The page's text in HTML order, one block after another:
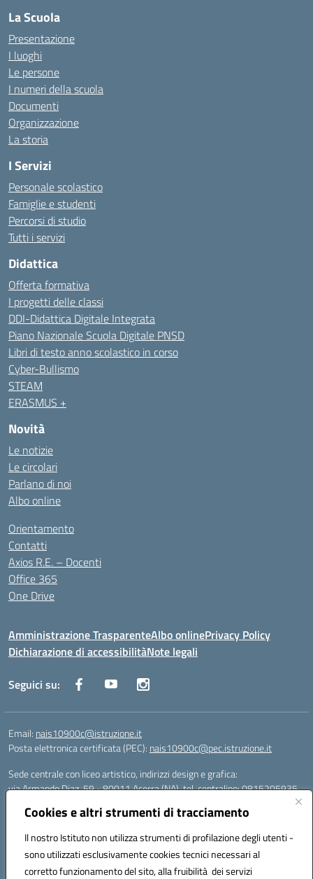
Cookies e altri strumenti di tracciamento
Il nostro Istituto non utilizza strumenti di profilazione degli utenti -
sono utilizzati esclusivamente cookies tecnici necessari al
corretto funzionamento del sito, alla fruibilità dei servizi
La Scuola
Presentazione
I luoghi
Le persone
I numeri della scuola
Documenti
Organizzazione
La storia
I Servizi
Personale scolastico
Famiglie e studenti
Percorsi di studio
Tutti i servizi
Didattica
Offerta formativa
I progetti delle classi
DDI-Didattica Digitale Integrata
Piano Nazionale Scuola Digitale PNSD
Libri di testo anno scolastico in corso
Cyber-Bullismo
STEAM
ERASMUS +
Novità
Le notizie
Le circolari
Parlano di noi
Albo online
Orientamento
Contatti
Axios R.E. – Docenti
Office 365
One Drive
Amministrazione TrasparenteAlbo onlinePrivacy Policy
Dichiarazione di accessibilitàNote legali
Seguici su:
Email: nais10900c@istruzione.it
Posta elettronica certificata (PEC): nais10900c@pec.istruzione.it
Sede centrale con liceo artistico, indirizzi design e grafica:
via Armando Diaz, 59 - 80011 Acerra (NA), tel. centralino: 0815205935
via T. Campanella, 80011 Acerra (NA), tel/fax: 0818850905
Sede succursale con liceo musicale:
via S. Pellico, 80011 Acerra (NA), tel: 08119660921
Email: nais10900c@istruzione.it | PEC: nais10900c@pec.istruzione.it |